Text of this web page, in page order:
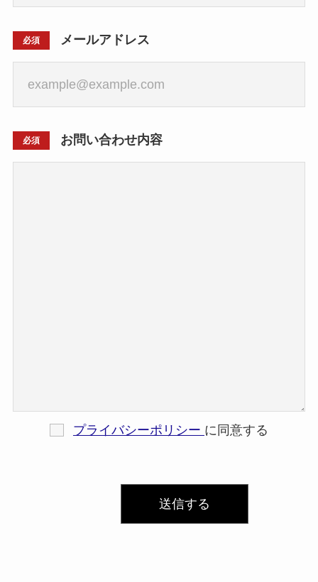
必須 メールアドレス
必須 お問い合わせ内容
プライバシーポリシー に同意する